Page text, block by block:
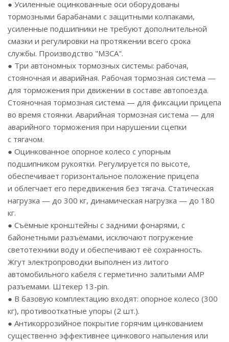
● Усиленные оцинкованные оси оборудованы
тормозными барабанами с защитными колпаками,
усиленные подшипники не требуют дополнительной
смазки и регулировки на протяжении всего срока
службы. Производство "МЗСА".
● Три автономных тормозных системы: рабочая,
стояночная и аварийная. Рабочая тормозная система —
для торможения при движении в составе автопоезда.
Стояночная тормозная система — для фиксации прицепа
во время стоянки. Аварийная тормозная система — для
аварийного торможения при нарушении сцепки
с тягачом.
● Оцинкованное опорное колесо с упорным
подшипником рукоятки. Регулируется по высоте,
обеспечивает горизонтальное положение прицепа
и облегчает его передвижения без тягача. Статическая
нагрузка — до 300 кг, динамическая нагрузка — до 180
кг.
● Съёмные кронштейны с задними фонарями, с
байонетными разъёмами, исключают погружение
светотехники воду и обеспечивают её сохранность.
Жгут электропроводки выполнен из литого
автомобильного кабеля с герметично залитыми АМР
разъемами. Штекер 13-pin.
● В базовую комплектацию входят: опорное колесо (300
кг), противооткатные упоры (2 шт.).
● Антикоррозийное покрытие горячим цинкованием
существенно эффективнее цинкового напыления или